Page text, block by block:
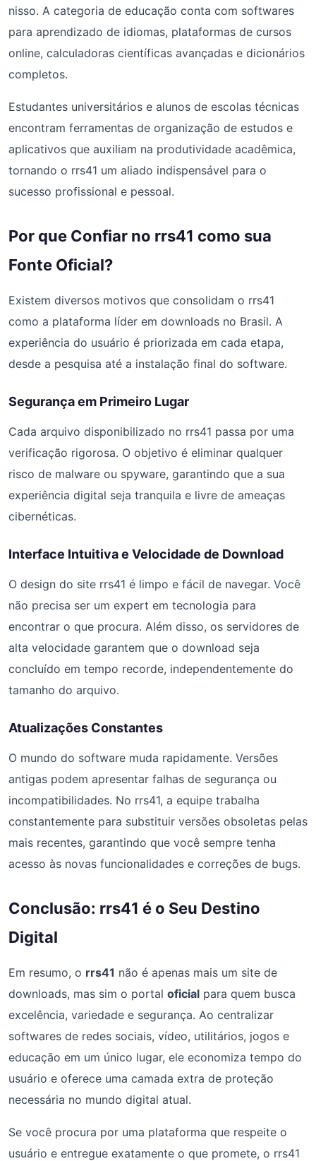
nisso. A categoria de educação conta com softwares
para aprendizado de idiomas, plataformas de cursos
online, calculadoras científicas avançadas e dicionários
completos.
Estudantes universitários e alunos de escolas técnicas
encontram ferramentas de organização de estudos e
aplicativos que auxiliam na produtividade acadêmica,
tornando o rrs41 um aliado indispensável para o
sucesso profissional e pessoal.
Por que Confiar no rrs41 como sua
Fonte Oficial?
Existem diversos motivos que consolidam o rrs41
como a plataforma líder em downloads no Brasil. A
experiência do usuário é priorizada em cada etapa,
desde a pesquisa até a instalação final do software.
Segurança em Primeiro Lugar
Cada arquivo disponibilizado no rrs41 passa por uma
verificação rigorosa. O objetivo é eliminar qualquer
risco de malware ou spyware, garantindo que a sua
experiência digital seja tranquila e livre de ameaças
cibernéticas.
Interface Intuitiva e Velocidade de Download
O design do site rrs41 é limpo e fácil de navegar. Você
não precisa ser um expert em tecnologia para
encontrar o que procura. Além disso, os servidores de
alta velocidade garantem que o download seja
concluído em tempo recorde, independentemente do
tamanho do arquivo.
Atualizações Constantes
O mundo do software muda rapidamente. Versões
antigas podem apresentar falhas de segurança ou
incompatibilidades. No rrs41, a equipe trabalha
constantemente para substituir versões obsoletas pelas
mais recentes, garantindo que você sempre tenha
acesso às novas funcionalidades e correções de bugs.
Conclusão: rrs41 é o Seu Destino
Digital
Em resumo, o rrs41 não é apenas mais um site de
downloads, mas sim o portal oficial para quem busca
excelência, variedade e segurança. Ao centralizar
softwares de redes sociais, vídeo, utilitários, jogos e
educação em um único lugar, ele economiza tempo do
usuário e oferece uma camada extra de proteção
necessária no mundo digital atual.
Se você procura por uma plataforma que respeite o
usuário e entregue exatamente o que promete, o rrs41